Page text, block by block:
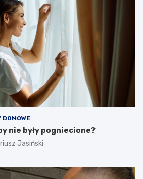
DOMOWE
nie były pogniecione?
Jasiński